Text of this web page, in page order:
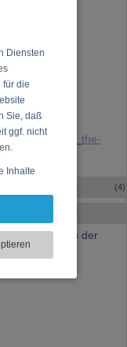
Diensten
für die
Sie, daß
ggf. nicht
Inhalte
zu
diese
Steve-Gander_the-
(4)
aus der